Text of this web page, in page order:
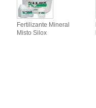
Fertilizante Mineral
Misto Silox